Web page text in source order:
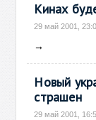
Кинах
29 май 2001,
→
Новый
страшен
29 май 2001,